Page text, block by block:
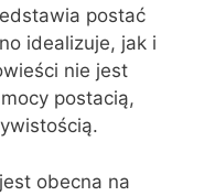
postać
idealizuje, jak i
nie jest
postacią,
obecna na